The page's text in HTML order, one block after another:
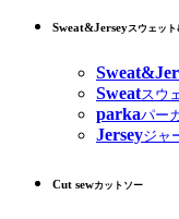
Sweat&Jerseyスウェッ
Sweatスウ
parkaパー
Jerseyジャ
Cut sewカットソー